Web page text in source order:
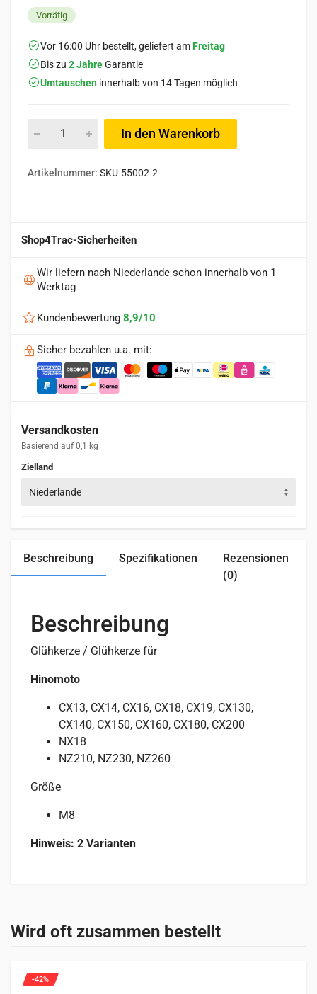
Vorrätig
Vor 16:00 Uhr bestellt, geliefert amFreitag
Bis zu 2 JahreGarantie
Umtauschen innerhalb von 14 Tagen möglich
In den Warenkorb
Artikelnummer: SKU-55002-2
Shop4Trac-Sicherheiten
Wir liefern nach Niederlande schon innerhalb von 1
Werktag
Kundenbewertung 8,9/10
Sicher bezahlen u.a. mit:
Versandkosten
Basierend auf 0,1 kg
Zielland
Niederlande
Beschreibung Spezifikationen
Rezensionen
(0)
Beschreibung
Glühkerze / Glühkerze für
Hinomoto
CX13, CX14, CX16, CX18, CX19, CX130,
CX140, CX150, CX160, CX180, CX200
NX18
NZ210, NZ230, NZ260
Größe
M8
Hinweis: 2 Varianten
0,1 kg
geeignet ist.
Traktoren
Wird oft zusammen bestellt
-42%